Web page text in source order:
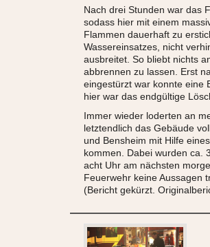
Nach drei Stunden war das
sodass hier mit einem
Flammen dauerhaft zu
Wassereinsatzes, nicht
ausbreitet. So bliebt nichts
abbrennen zu lassen. Erst
eingestürzt war konnte eine
hier war das endgültige
Immer wieder loderten an
letztendlich das Gebäude
und Bensheim mit Hilfe
kommen. Dabei wurden ca.
acht Uhr am nächsten
Feuerwehr keine Aussagen
(Bericht gekürzt.